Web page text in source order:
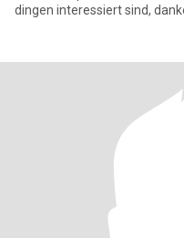
dingen interessiert sind,